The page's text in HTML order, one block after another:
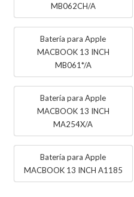
MB062CH/A
Batería para Apple
MACBOOK 13 INCH
MB061*/A
Batería para Apple
MACBOOK 13 INCH
MA254X/A
Batería para Apple
MACBOOK 13 INCH A1185